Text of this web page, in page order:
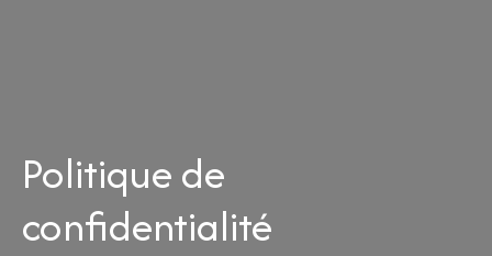
Politique de
confidentialité